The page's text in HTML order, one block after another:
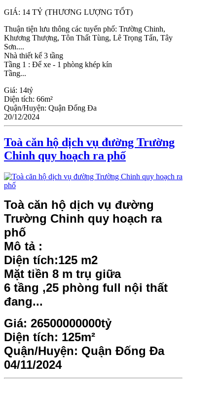
GIÁ: 14 TỶ (THƯƠNG LƯỢNG TỐT)
Thuận tiện lưu thông các tuyến phố: Trường Chinh,
Khương Thượng, Tôn Thất Tùng, Lê Trọng Tấn, Tây
Sơn....
Nhà thiết kế 3 tầng
Tầng 1 : Để xe - 1 phòng khép kín
Tầng...
Giá: 14tỷ
Diện tích: 66m²
Quận/Huyện: Quận Đống Đa
20/12/2024
Toà căn hộ dịch vụ đường Trường
Chinh quy hoạch ra phố
Toà căn hộ dịch vụ đường
Trường Chinh quy hoạch ra
phố
Mô tả :
Diện tích:125 m2
Mặt tiền 8 m trụ giữa
6 tầng ,25 phòng full nội thất
đang...
Giá: 26500000000tỷ
Diện tích: 125m²
Quận/Huyện: Quận Đống Đa
04/11/2024